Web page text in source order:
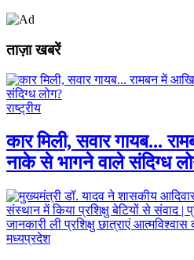
ताज़ा खबरें
राष्ट्रीय
कार मिली, सवार गायब...
नाके से भागने वाले संदिग्ध
मध्यप्रदेश